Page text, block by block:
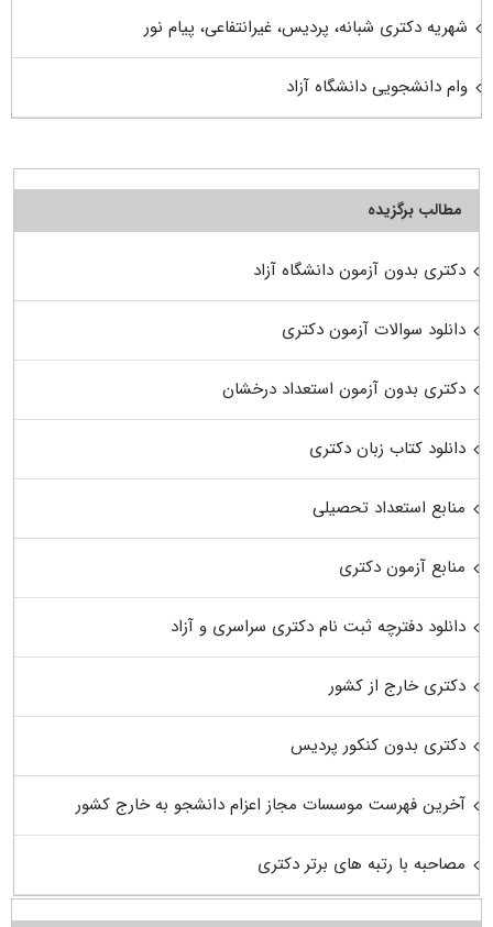
شهریه دکتری شبانه، پردیس، غیرانتفاعی، پیام نور
وام دانشجویی دانشگاه آزاد
مطالب برگزیده
دکتری بدون آزمون دانشگاه آزاد
دانلود سوالات آزمون دکتری
دکتری بدون آزمون استعداد درخشان
دانلود کتاب زبان دکتری
منابع استعداد تحصیلی
منابع آزمون دکتری
دانلود دفترچه ثبت نام دکتری سراسری و آزاد
دکتری خارج از کشور
دکتری بدون کنکور پردیس
آخرین فهرست موسسات مجاز اعزام دانشجو به خارج کشور
مصاحبه با رتبه های برتر دکتری